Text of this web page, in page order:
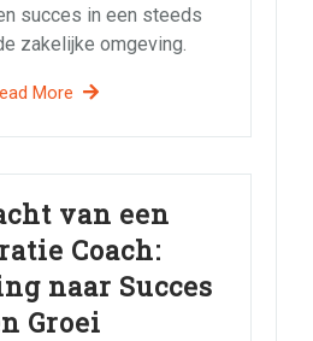
succes in een steeds
zakelijke omgeving.
More
van een
Coach:
naar Succes
Groei